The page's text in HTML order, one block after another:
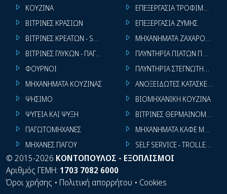
ΚΟΥΖΙΝΑ
ΒΙΤΡΙΝΕΣ ΚΡΑΣΙΩΝ
ΒΙΤΡΙΝΕΣ ΚΡΕΑΤΩΝ - SUPER MARKET
ΒΙΤΡΙΝΕΣ ΓΛΥΚΩΝ - ΠΑΓΩΤΩΝ
ΦΟΥΡΝΟΙ
ΜΗΧΑΝΗΜΑΤΑ ΚΟΥΖΙΝΑΣ
ΨΗΣΙΜΟ
ΨΥΓΕΙΑ ΚΑΙ ΨΥΞΗ
ΠΑΓΩΤΟΜΗΧΑΝΕΣ
ΜΗΧΑΝΕΣ ΠΑΓΟΥ
ΕΠΕΞΕΡΓΑΣΙΑ ΤΡΟΦΙΜΩΝ
ΕΠΕΞΕΡΓΑΣΙΑ ΖΥΜΗΣ
ΜΗΧΑΝΗΜΑΤΑ
ΠΛΥΝΤΗΡΙΑ ΠΙΑΤΩΝ
ΠΛΥΝΤΗΡΙΑ ΣΤΕΓΝΩΤΗΡΙΑ
ΑΝΟΞΕΙΔΩΤΕΣ ΚΑΤΑΣΚΕΥΕΣ
ΒΙΟΜΗΧΑΝΙΚΗ ΚΟΥΖΙΝΑ
ΒΙΤΡΙΝΕΣ ΘΕΡΜΑΙΝΟΜΕΝΕΣ
ΜΗΧΑΝΗΜΑΤΑ ΚΑΦΕ ΜΠΑΡ
SELF SERVICE - TROLLEY -
© 2015-2026 ΚΟΝΤΟΠΟΥΛΟΣ - ΕΞΟΠΛΙΣΜΟΙ
Αριθμός ΓΕΜΗ: 1703 7082 6000
Όροι χρήσης • Πολιτική απορρήτου • Cookies